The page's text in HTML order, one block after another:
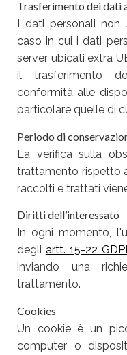
Trasferimento dei dati
I dati personali non
caso in cui i dati
server ubicati extra
il trasferimento
conformità alle
particolare quelle di
Periodo di
La verifica sulla
trattamento rispetto
raccolti e trattati
Diritti dell’interessato
In ogni momento,
degli artt. 15-22
inviando una
trattamento.
Cookies
Un cookie è un
computer o